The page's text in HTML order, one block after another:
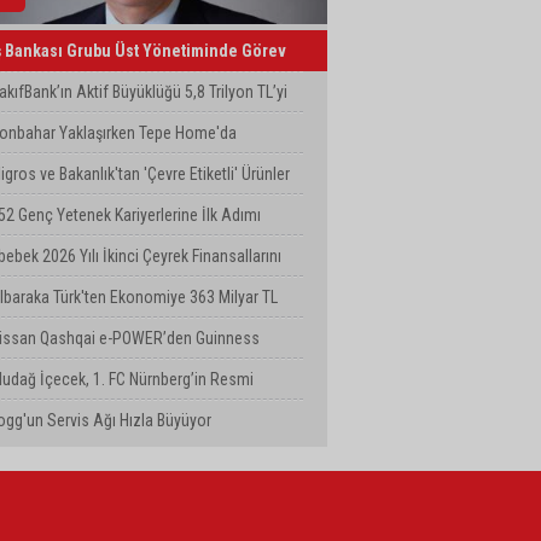
Bankası Grubu Üst Yönetiminde Görev
Aktif Büyüklüğü 5,8 Trilyon TL’yi
Yaklaşırken Tepe Home'da
Dönemi
ve Bakanlık'tan 'Çevre Etiketli' Ürünler
İş Birliği
Genç Yetenek Kariyerlerine İlk Adımı
Attı
2026 Yılı İkinci Çeyrek Finansallarını
Türk'ten Ekonomiye 363 Milyar TL
Desteği
Qashqai e-POWER’den Guinness
Rekoru: Tek Depoyla 1980 km
İçecek, 1. FC Nürnberg’in Resmi
Oldu
Servis Ağı Hızla Büyüyor